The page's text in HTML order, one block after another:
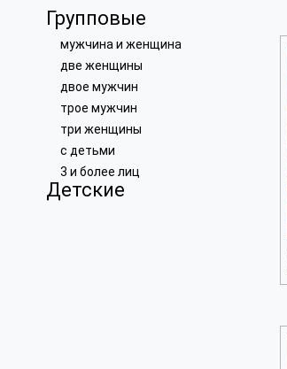
Групповые
мужчина и женщина
две женщины
двое мужчин
трое мужчин
три женщины
с детьми
3 и более лиц
Детские